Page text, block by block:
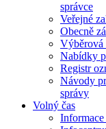
správce
Veřejné
Obecně
Výběrová
Nabídky
Registr
Návody
správy
Volný čas
Informace